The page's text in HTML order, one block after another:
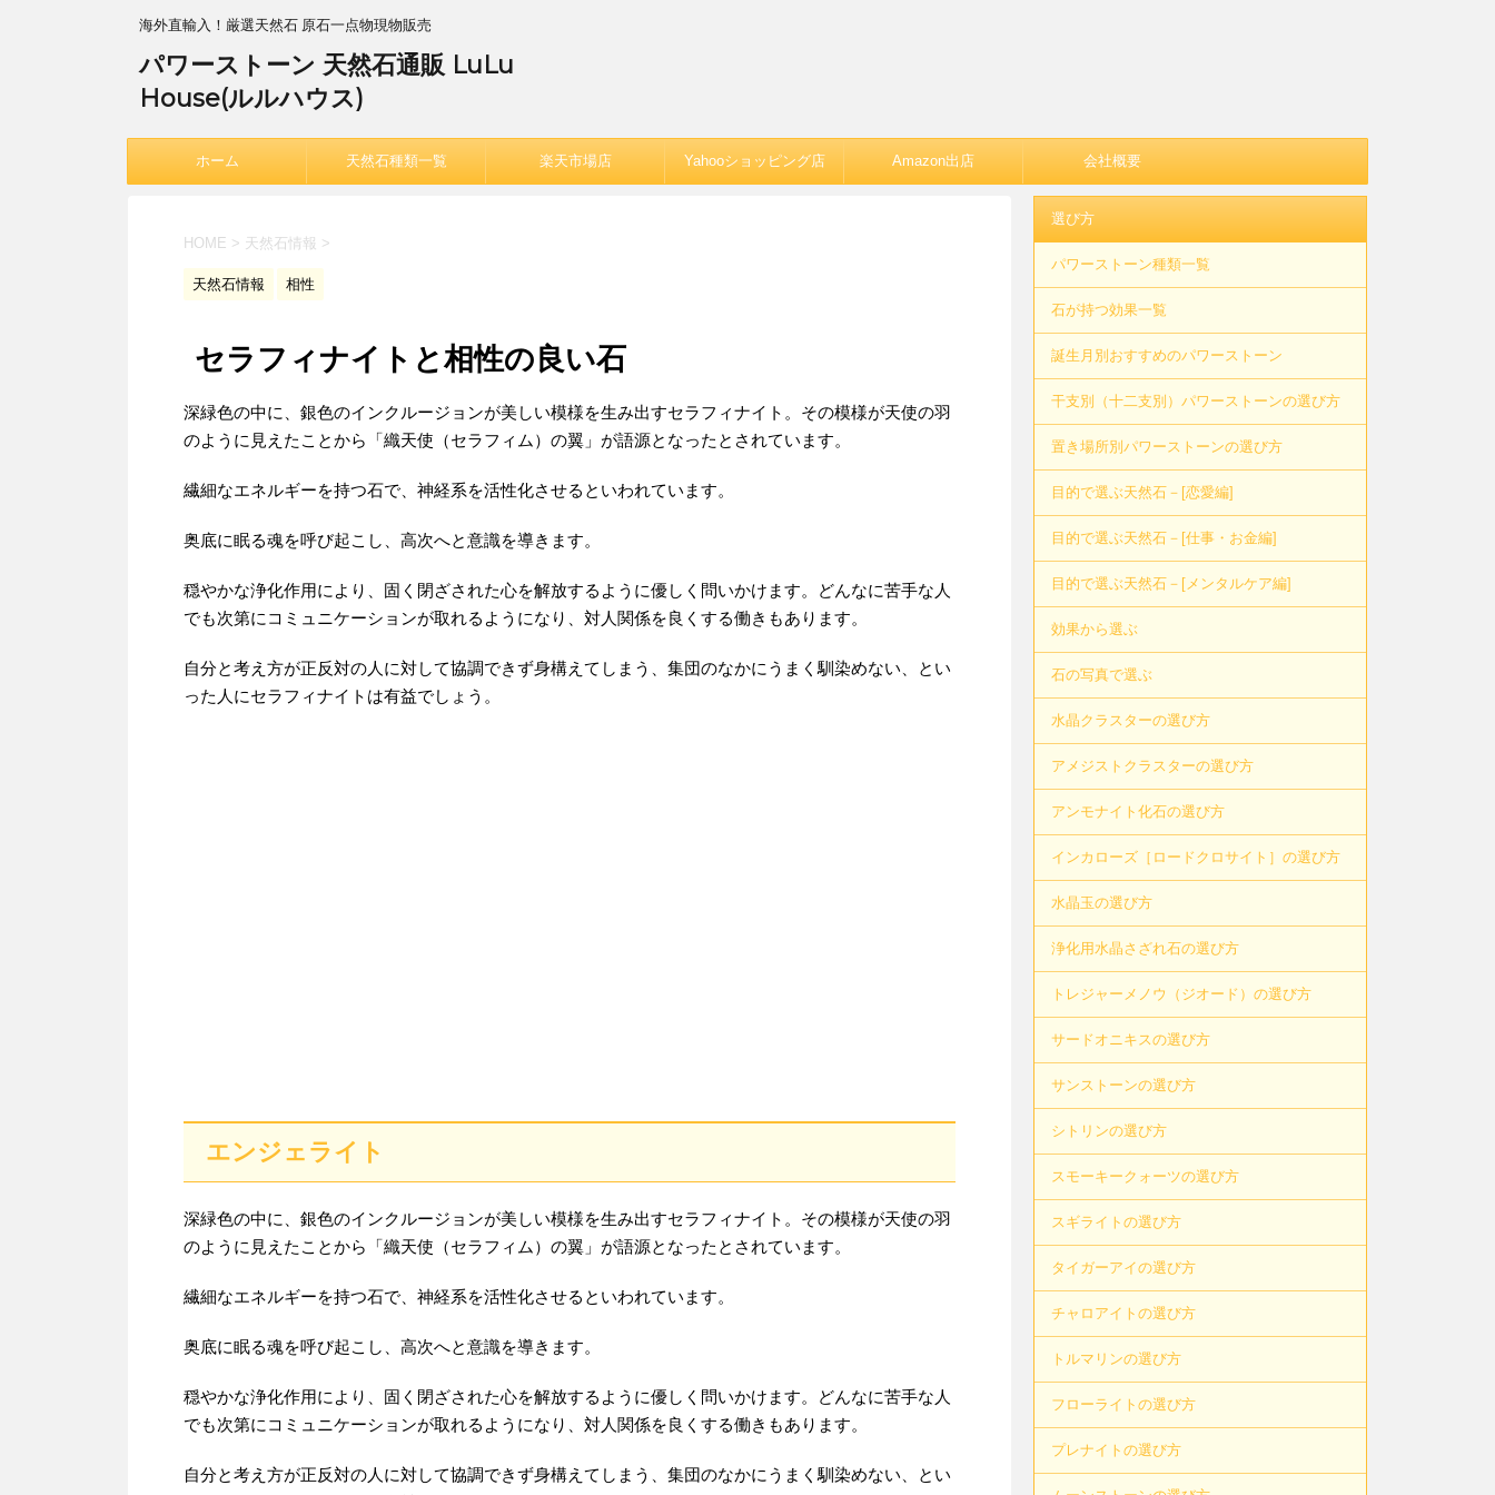
海外直輸入！厳選天然石 原石一点物現物販売
パワーストーン 天然石通販 LuLu
House(ルルハウス)
ホーム 天然石種類一覧 楽天市場店 Yahooショッピング店 Amazon出店 会社概要
HOME > 天然石情報 >
天然石情報 相性
セラフィナイトと相性の良い石
深緑色の中に、銀色のインクルージョンが美しい模様を生み出すセラフィナイト。その模様が天使の羽
のように見えたことから「織天使（セラフィム）の翼」が語源となったとされています。
繊細なエネルギーを持つ石で、神経系を活性化させるといわれています。
奥底に眠る魂を呼び起こし、高次へと意識を導きます。
穏やかな浄化作用により、固く閉ざされた心を解放するように優しく問いかけます。どんなに苦手な人
でも次第にコミュニケーションが取れるようになり、対人関係を良くする働きもあります。
自分と考え方が正反対の人に対して協調できず身構えてしまう、集団のなかにうまく馴染めない、とい
った人にセラフィナイトは有益でしょう。
エンジェライト
深緑色の中に、銀色のインクルージョンが美しい模様を生み出すセラフィナイト。その模様が天使の羽
のように見えたことから「織天使（セラフィム）の翼」が語源となったとされています。
繊細なエネルギーを持つ石で、神経系を活性化させるといわれています。
奥底に眠る魂を呼び起こし、高次へと意識を導きます。
穏やかな浄化作用により、固く閉ざされた心を解放するように優しく問いかけます。どんなに苦手な人
でも次第にコミュニケーションが取れるようになり、対人関係を良くする働きもあります。
自分と考え方が正反対の人に対して協調できず身構えてしまう、集団のなかにうまく馴染めない、とい
選び方
パワーストーン種類一覧
石が持つ効果一覧
誕生月別おすすめのパワーストーン
干支別（十二支別）パワーストーンの選び方
置き場所別パワーストーンの選び方
目的で選ぶ天然石－[恋愛編]
目的で選ぶ天然石－[仕事・お金編]
目的で選ぶ天然石－[メンタルケア編]
効果から選ぶ
石の写真で選ぶ
水晶クラスターの選び方
アメジストクラスターの選び方
アンモナイト化石の選び方
インカローズ［ロードクロサイト］の選び方
水晶玉の選び方
浄化用水晶さざれ石の選び方
トレジャーメノウ（ジオード）の選び方
サードオニキスの選び方
サンストーンの選び方
シトリンの選び方
スモーキークォーツの選び方
スギライトの選び方
タイガーアイの選び方
チャロアイトの選び方
トルマリンの選び方
フローライトの選び方
プレナイトの選び方